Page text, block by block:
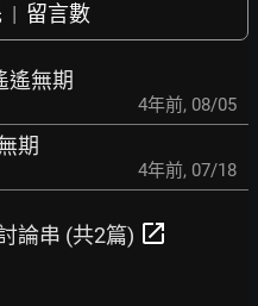
| 留言數
遙無期
4年前, 08/05
期
4年前, 07/18
論串 (共2篇) open_in_new